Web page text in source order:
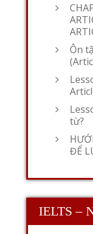
Ôn
từ?
ĐỂ
IELTS –